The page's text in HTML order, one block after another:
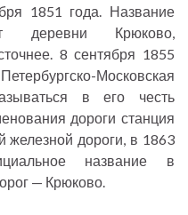
1851 года. Название
деревни Крюково,
8 сентября 1855
Московская
в его честь
дороги станция
железной дороги, в 1863
название в
— Крюково.